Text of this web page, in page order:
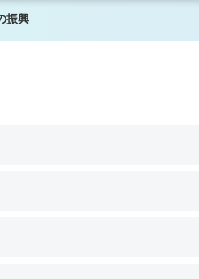
振興